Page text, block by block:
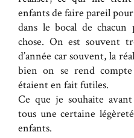
enfants de faire pareil
dans le bocal de
chose. On est souvent
d’année car souvent, la
bien on se rend compte
étaient en fait futiles.
Ce que je souhaite
tous une certaine
enfants.